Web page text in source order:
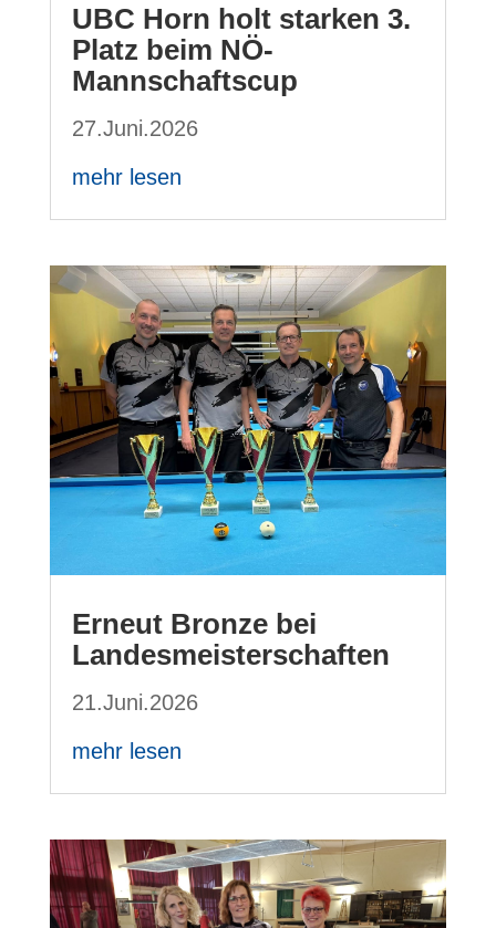
UBC Horn holt starken 3.
Platz beim NÖ-
Mannschaftscup
27.Juni.2026
mehr lesen
Erneut Bronze bei
Landesmeisterschaften
21.Juni.2026
mehr lesen